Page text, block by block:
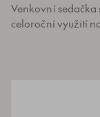
Venkovní
celoroční využití